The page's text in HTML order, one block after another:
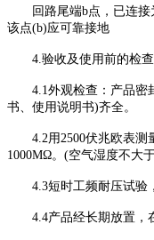
回路尾端b点，已连接
该点(b)应可靠接地
4.验收及使用前的检查
4.1外观检查：产品密
书、使用说明书)齐全。
4.2用2500伏兆欧表测
1000MΩ。(空气湿度不大
4.3短时工频耐压试验，
4.4产品经长期放置，在